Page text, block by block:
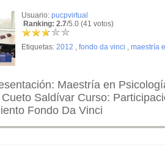
Usuario: pucpvirtual
Ranking: 2.7/5.0 (41 votos)
Etiquetas: 2012 , fondo da vinci , maestría
Maestría en
Saldívar Curso:
Fondo Da Vinci